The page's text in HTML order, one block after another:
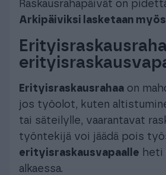
Raskausrahapäivät on
Arkipäiviksi lasketaan
Erityisraskausrahaa on
jos työolot, kuten
tai säteilylle, vaarantavat
työntekijä voi jäädä pois
erityisraskausvapaalle heti
alkaessa.